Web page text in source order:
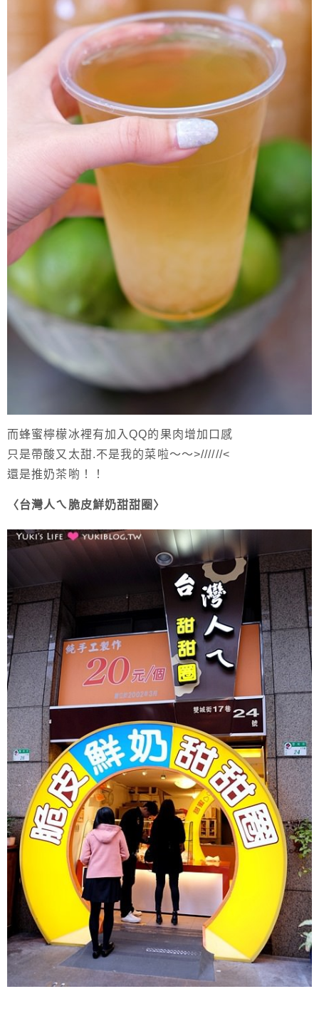
而蜂蜜檸檬冰裡有加入QQ的果肉增加口感
只是帶酸又太甜.不是我的菜啦～～>//////<
還是推奶茶喲！！
〈台灣人ㄟ脆皮鮮奶甜甜圈〉